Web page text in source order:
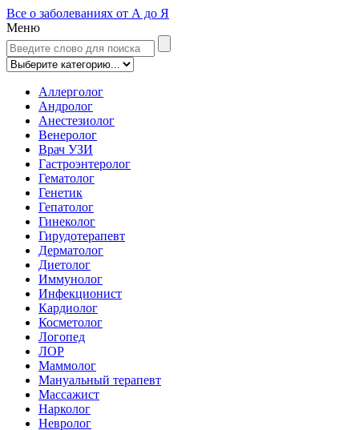
Все о заболеваниях от А до Я
Меню
Аллерголог
Андролог
Анестезиолог
Венеролог
Врач УЗИ
Гастроэнтеролог
Гематолог
Генетик
Гепатолог
Гинеколог
Гирудотерапевт
Дерматолог
Диетолог
Иммунолог
Инфекционист
Кардиолог
Косметолог
Логопед
ЛОР
Маммолог
Мануальный терапевт
Массажист
Нарколог
Невролог